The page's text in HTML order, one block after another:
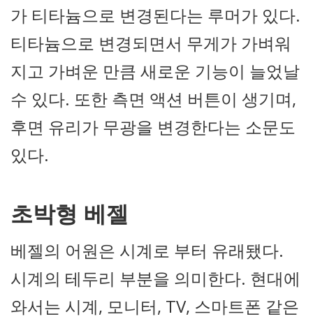
가 티타늄으로 변경된다는 루머가 있다.
티타늄으로 변경되면서 무게가 가벼워
지고 가벼운 만큼 새로운 기능이 늘었날
수 있다. 또한 측면 액션 버튼이 생기며,
후면 유리가 무광을 변경한다는 소문도
있다.
초박형 베젤
베젤의 어원은 시계로 부터 유래됐다.
시계의 테두리 부분을 의미한다. 현대에
와서는 시계, 모니터, TV, 스마트폰 같은